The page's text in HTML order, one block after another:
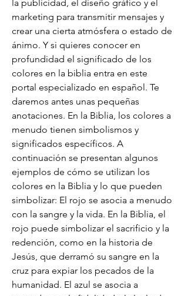
la publicidad, el diseño gráfico y el
marketing para transmitir mensajes y
crear una cierta atmósfera o estado de
ánimo. Y si quieres conocer en
profundidad el significado de los
colores en la biblia entra en este
portal especializado en español. Te
daremos antes unas pequeñas
anotaciones. En la Biblia, los colores a
menudo tienen simbolismos y
significados específicos. A
continuación se presentan algunos
ejemplos de cómo se utilizan los
colores en la Biblia y lo que pueden
simbolizar: El rojo se asocia a menudo
con la sangre y la vida. En la Biblia, el
rojo puede simbolizar el sacrificio y la
redención, como en la historia de
Jesús, que derramó su sangre en la
cruz para expiar los pecados de la
humanidad. El azul se asocia a